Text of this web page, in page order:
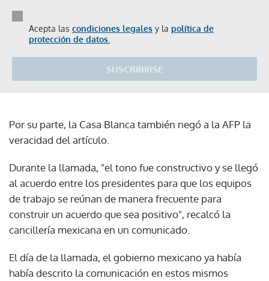
Acepta las condiciones legales y la política de
protección de datos.
SUSCRIBIRSE
Por su parte, la Casa Blanca también negó a la AFP la
veracidad del artículo.
Durante la llamada, "el tono fue constructivo y se llegó
al acuerdo entre los presidentes para que los equipos
de trabajo se reúnan de manera frecuente para
construir un acuerdo que sea positivo", recalcó la
cancillería mexicana en un comunicado.
El día de la llamada, el gobierno mexicano ya había
había descrito la comunicación en estos mismos